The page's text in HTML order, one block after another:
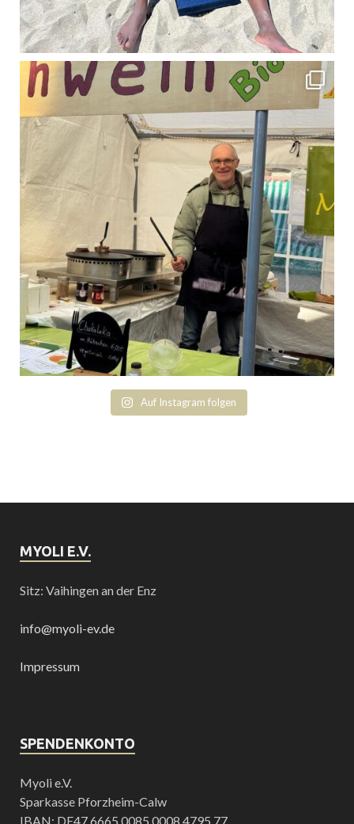
Auf Instagram folgen
MYOLI E.V.
Sitz: Vaihingen an der Enz
info@myoli-ev.de
Impressum
SPENDENKONTO
Myoli e.V.
Sparkasse Pforzheim-Calw
IBAN: DE47 6665 0085 0008 4795 77